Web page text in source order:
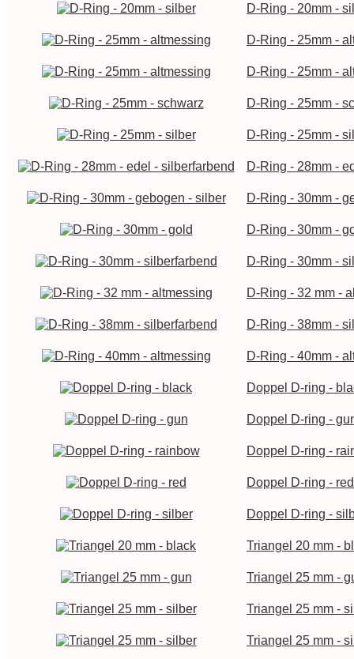
D-Ring - 20mm -
D-Ring - 25mm -
D-Ring - 25mm -
D-Ring - 25mm -
D-Ring - 25mm -
D-Ring - 28mm -
D-Ring - 30mm -
D-Ring - 30mm -
D-Ring - 30mm -
D-Ring - 32 mm -
D-Ring - 38mm -
D-Ring - 40mm -
Doppel D-ring -
Doppel D-ring -
Doppel D-ring -
Doppel D-ring - red
Doppel D-ring -
Triangel 20 mm -
Triangel 25 mm -
Triangel 25 mm -
Triangel 25 mm -